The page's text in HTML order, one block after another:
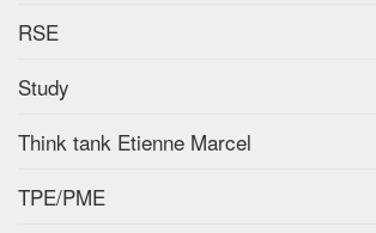
RSE
Study
Think tank Etienne Marcel
TPE/PME